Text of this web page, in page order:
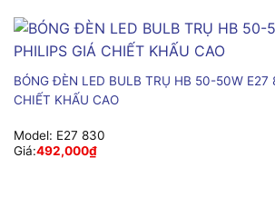
BÓNG ĐÈN LED BULB TRỤ HB 50-50W E27
CHIẾT KHẤU CAO
Model: E27 830
Giá:492,000₫